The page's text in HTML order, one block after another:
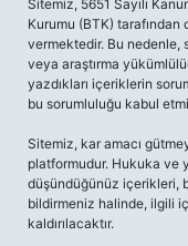
Sitemiz, 5651 Sayılı
Kurumu (BTK) tarafından
vermektedir. Bu
veya araştırma
yazdıkları içeriklerin
bu sorumluluğu kabul
Sitemiz, kar amacı
platformudur. Hukuka ve
düşündüğünüz içerikleri,
bildirmeniz halinde, ilgili
kaldırılacaktır.